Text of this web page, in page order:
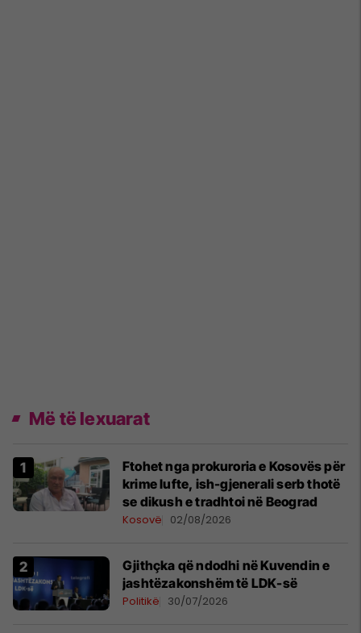
Më të lexuarat
Ftohet nga prokuroria e Kosovës për
krime lufte, ish-gjenerali serb thotë
se dikush e tradhtoi në Beograd
Kosovë 02/08/2026
Gjithçka që ndodhi në Kuvendin e
jashtëzakonshëm të LDK-së
Politikë 30/07/2026